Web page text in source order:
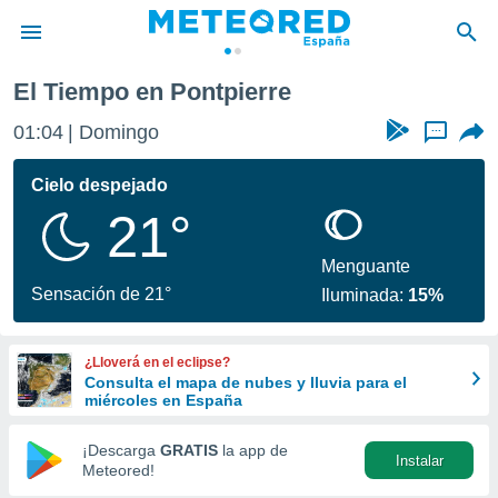
de
por
se
calidad.
a este
las
y
forma
digital
basada
El Tiempo en Pontpierre
01:04 Domingo ...
Cielo despejado
21°
Sensación de 21°
Menguante
Iluminada: 15%
¿Lloverá en el eclipse?
Consulta el mapa de nubes y lluvia para el
miércoles en España
¡Descarga GRATIS la app de
Meteored!
Instalar